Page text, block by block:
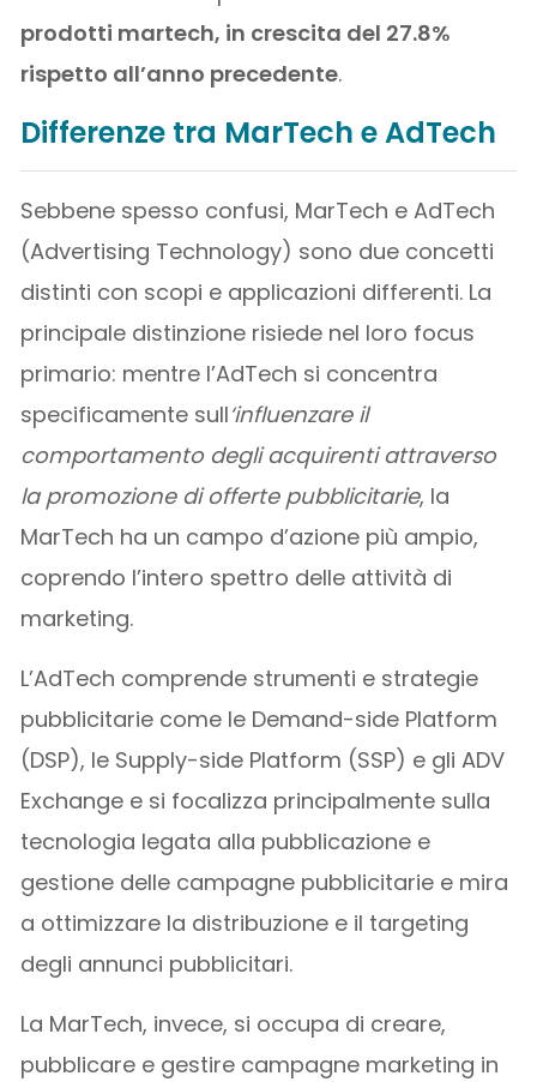
prodotti martech, in crescita del 27.8%
rispetto all’anno precedente.
Differenze tra MarTech e AdTech
Sebbene spesso confusi, MarTech e AdTech
(Advertising Technology) sono due concetti
distinti con scopi e applicazioni differenti. La
principale distinzione risiede nel loro focus
primario: mentre l’AdTech si concentra
specificamente sull‘influenzare il
comportamento degli acquirenti attraverso
la promozione di offerte pubblicitarie, la
MarTech ha un campo d’azione più ampio,
coprendo l’intero spettro delle attività di
marketing.
L’AdTech comprende strumenti e strategie
pubblicitarie come le Demand-side Platform
(DSP), le Supply-side Platform (SSP) e gli ADV
Exchange e si focalizza principalmente sulla
tecnologia legata alla pubblicazione e
gestione delle campagne pubblicitarie e mira
a ottimizzare la distribuzione e il targeting
degli annunci pubblicitari.
La MarTech, invece, si occupa di creare,
pubblicare e gestire campagne marketing in